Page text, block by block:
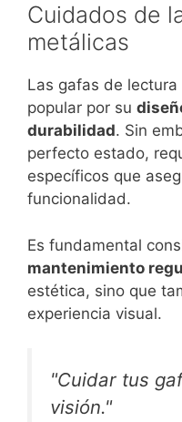
Cuidados de
metálicas
Las gafas de
popular por su
durabilidad. Sin
perfecto estado,
específicos que
funcionalidad.
Es fundamental
mantenimiento
estética, sino que
experiencia visual.
"Cuidar tus
visión."